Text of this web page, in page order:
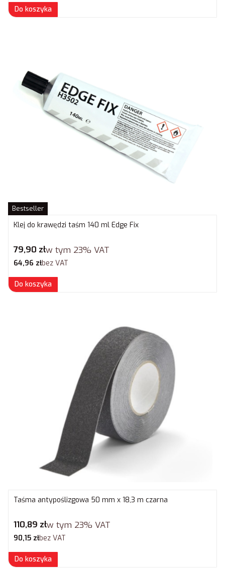
Do koszyka
Bestseller
Klej do krawędzi taśm 140 ml Edge Fix
Cena brutto
79,90 złw tym 23% VAT
Cena netto
64,96 złbez VAT
Do koszyka
Taśma antypoślizgowa 50 mm x 18,3 m czarna
Cena brutto
110,89 złw tym 23% VAT
Cena netto
90,15 złbez VAT
Do koszyka